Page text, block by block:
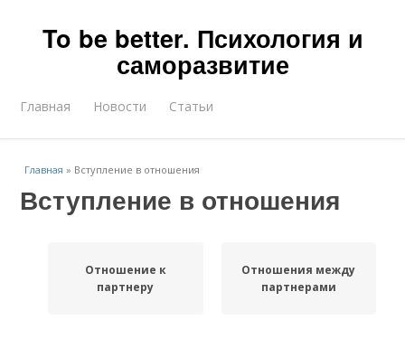
To be better. Психология и
саморазвитие
Главная Новости Статьи
Главная » Вступление в отношения
Вступление в отношения
Отношение к
партнеру
Отношения между
партнерами